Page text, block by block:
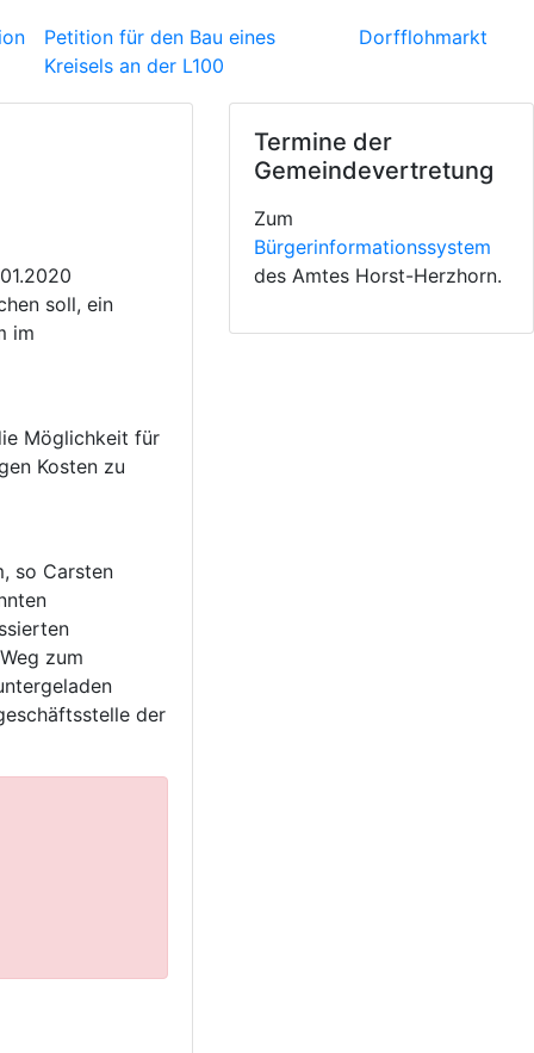
Petition für den Bau eines
Kreisels an der L100
Dorfflohmarkt
soll, ein
im
Möglichkeit für
Kosten zu
so Carsten
zum
der
Termine der
Gemeindevertretung
Zum
Bürgerinformationssystem
des Amtes Horst-Herzhorn.